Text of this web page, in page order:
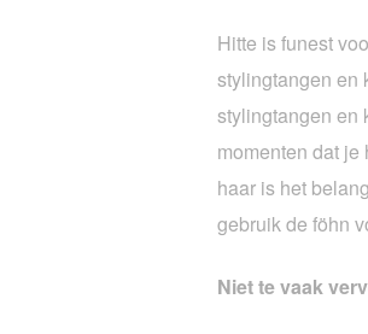
Hitte is funest
stylingtangen en
stylingtangen en
momenten dat je
haar is het
gebruik de föhn
Niet te vaak